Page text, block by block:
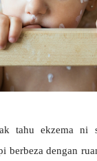
tahu ekzema ni
berbeza dengan